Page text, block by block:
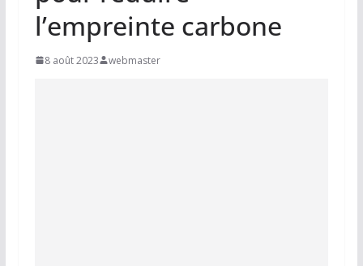
l’empreinte carbone
8 août 2023 webmaster